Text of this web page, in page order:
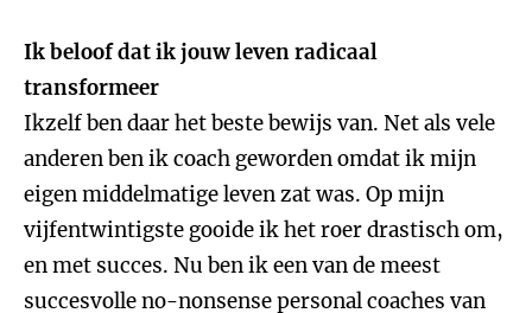
Ik beloof dat ik jouw leven radicaal
transformeer
Ikzelf ben daar het beste bewijs van. Net als vele
anderen ben ik coach geworden omdat ik mijn
eigen middelmatige leven zat was. Op mijn
vijfentwintigste gooide ik het roer drastisch om,
en met succes. Nu ben ik een van de meest
succesvolle no-nonsense personal coaches van